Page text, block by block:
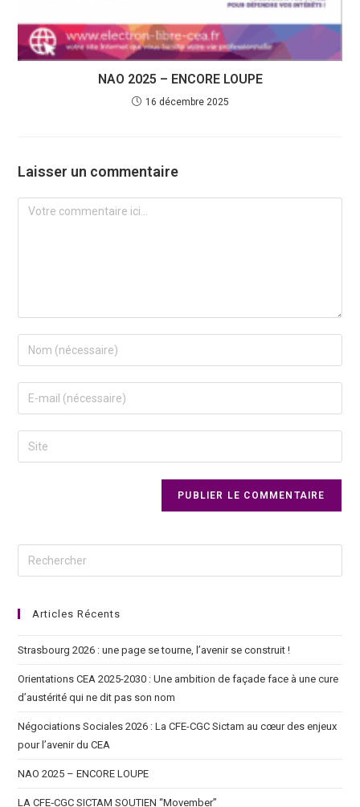
NAO 2025 – ENCORE LOUPE
16 décembre 2025
Laisser un commentaire
Articles Récents
Strasbourg 2026 : une page se tourne, l’avenir se construit !
Orientations CEA 2025-2030 : Une ambition de façade face à une cure
d’austérité qui ne dit pas son nom
Négociations Sociales 2026 : La CFE-CGC Sictam au cœur des enjeux
pour l’avenir du CEA
NAO 2025 – ENCORE LOUPE
LA CFE‑CGC SICTAM SOUTIEN “Movember”